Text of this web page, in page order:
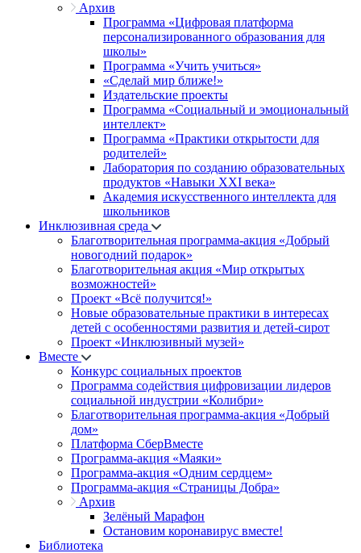
Архив
Программа «Цифровая платформа
персонализированного образования для
школы»
Программа «Учить учиться»
«Сделай мир ближе!»
Издательские проекты
Программа «Социальный и эмоциональный
интеллект»
Программа «Практики открытости для
родителей»
Лаборатория по созданию образовательных
продуктов «Навыки XXI века»
Академия искусственного интеллекта для
школьников
Инклюзивная среда
Благотворительная программа-акция «Добрый
новогодний подарок»
Благотворительная акция «Мир открытых
возможностей»
Проект «Всё получится!»
Новые образовательные практики в интересах
детей с особенностями развития и детей-сирот
Проект «Инклюзивный музей»
Вместе
Конкурс социальных проектов
Программа содействия цифровизации лидеров
социальной индустрии «Колибри»
Благотворительная программа-акция «Добрый
дом»
Платформа СберВместе
Программа-акция «Маяки»
Программа-акция «Одним сердцем»
Программа-акция «Страницы Добра»
Архив
Зелёный Марафон
Остановим коронавирус вместе!
Библиотека